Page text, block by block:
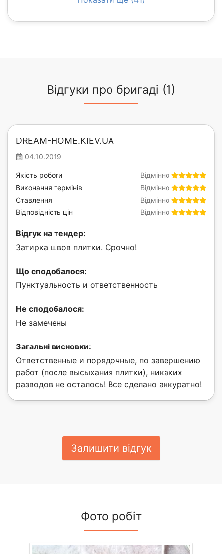
Відгуки про бригаді (1)
DREAM-HOME.KIEV.UA
04.10.2019
Відмінно
Якість роботи
Відмінно
Виконання термінів
Відмінно
Ставлення
Відмінно
Відповідність цін
Відгук на тендер:
Затирка швов плитки. Срочно!
Що сподобалося:
Пунктуальность и ответственность
Не сподобалося:
Не замечены
Загальні висновки:
Ответственные и порядочные, по завершению
работ (после высыхания плитки), никаких
разводов не осталось! Все сделано аккуратно!
Залишити відгук
Фото робіт